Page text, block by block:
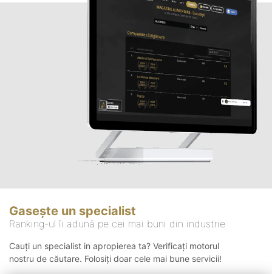
Gasește un specialist
Ranking-ul îi adună pe cei mai buni din industrie
Cauți un specialist in apropierea ta? Verificați motorul
nostru de căutare. Folosiți doar cele mai bune servicii!